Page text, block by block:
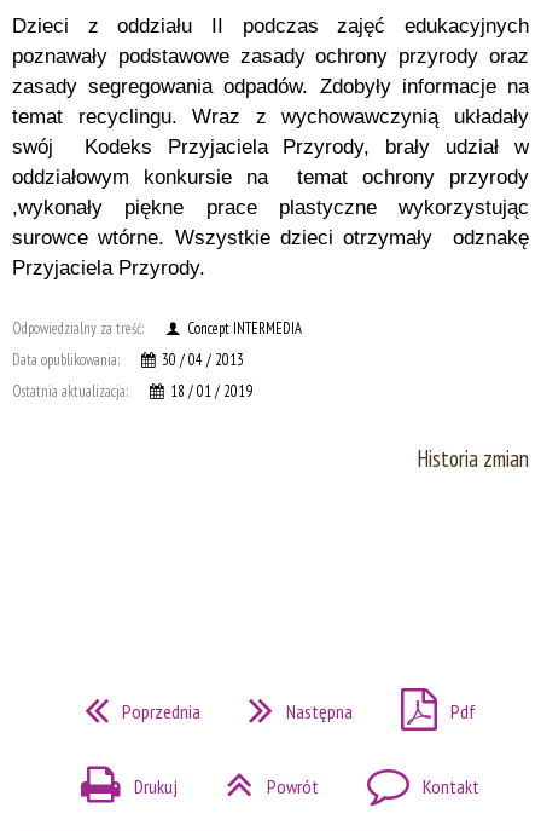
Dzieci z oddziału II podczas zajęć edukacyjnych
poznawały podstawowe zasady ochrony przyrody oraz
zasady segregowania odpadów. Zdobyły informacje na
temat recyclingu. Wraz z wychowawczynią układały
swój Kodeks Przyjaciela Przyrody, brały udział w
oddziałowym konkursie na temat ochrony przyrody
,wykonały piękne prace plastyczne wykorzystując
surowce wtórne. Wszystkie dzieci otrzymały odznakę
Przyjaciela Przyrody.
Odpowiedzialny za treść:
Concept INTERMEDIA
Data opublikowania:
30 / 04 / 2013
Ostatnia aktualizacja:
18 / 01 / 2019
Historia zmian
Poprzednia Następna Pdf
Drukuj Powrót Kontakt